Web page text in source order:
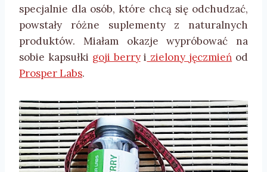
specjalnie dla osób, które chcą się odchudzać,
powstały różne suplementy z naturalnych
produktów. Miałam okazje wypróbować na
sobie kapsułki goji berryi zielony jęczmień od
Prosper Labs.